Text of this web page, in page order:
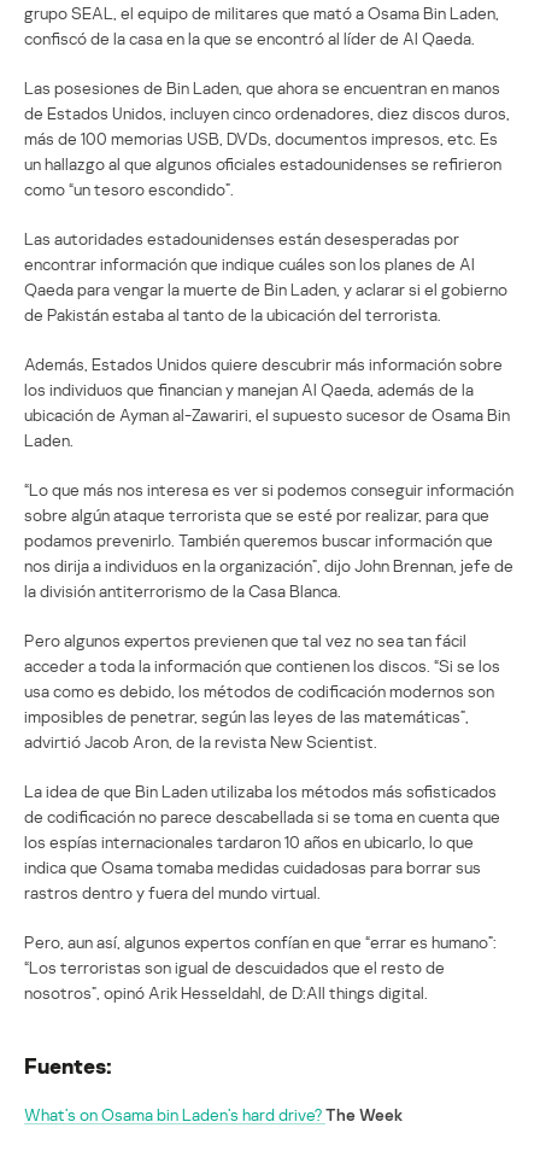
grupo SEAL, el equipo de militares que mató a Osama Bin Laden,
confiscó de la casa en la que se encontró al líder de Al Qaeda.
Las posesiones de Bin Laden, que ahora se encuentran en manos
de Estados Unidos, incluyen cinco ordenadores, diez discos duros,
más de 100 memorias USB, DVDs, documentos impresos, etc. Es
un hallazgo al que algunos oficiales estadounidenses se refirieron
como “un tesoro escondido”.
Las autoridades estadounidenses están desesperadas por
encontrar información que indique cuáles son los planes de Al
Qaeda para vengar la muerte de Bin Laden, y aclarar si el gobierno
de Pakistán estaba al tanto de la ubicación del terrorista.
Además, Estados Unidos quiere descubrir más información sobre
los individuos que financian y manejan Al Qaeda, además de la
ubicación de Ayman al-Zawariri, el supuesto sucesor de Osama Bin
Laden.
“Lo que más nos interesa es ver si podemos conseguir información
sobre algún ataque terrorista que se esté por realizar, para que
podamos prevenirlo. También queremos buscar información que
nos dirija a individuos en la organización”, dijo John Brennan, jefe de
la división antiterrorismo de la Casa Blanca.
Pero algunos expertos previenen que tal vez no sea tan fácil
acceder a toda la información que contienen los discos. “Si se los
usa como es debido, los métodos de codificación modernos son
imposibles de penetrar, según las leyes de las matemáticas”,
advirtió Jacob Aron, de la revista New Scientist.
La idea de que Bin Laden utilizaba los métodos más sofisticados
de codificación no parece descabellada si se toma en cuenta que
los espías internacionales tardaron 10 años en ubicarlo, lo que
indica que Osama tomaba medidas cuidadosas para borrar sus
rastros dentro y fuera del mundo virtual.
Pero, aun así, algunos expertos confían en que “errar es humano”:
“Los terroristas son igual de descuidados que el resto de
nosotros”, opinó Arik Hesseldahl, de D:All things digital.
Fuentes:
What’s on Osama bin Laden’s hard drive?The Week